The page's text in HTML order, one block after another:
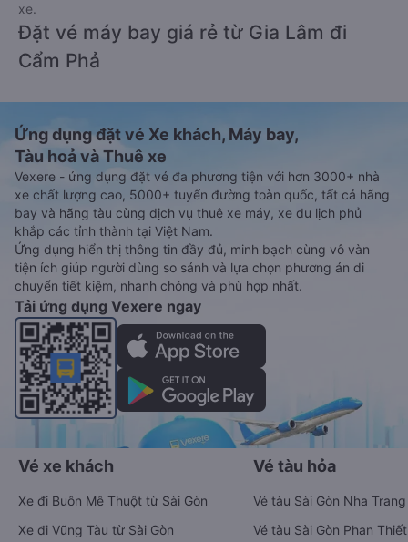
xe.
Đặt vé máy bay giá rẻ từ Gia Lâm đi
Cẩm Phả
Ứng dụng đặt vé Xe khách, Máy bay,
Tàu hoả và Thuê xe
Vexere - ứng dụng đặt vé đa phương tiện với hơn 3000+ nhà
xe chất lượng cao, 5000+ tuyến đường toàn quốc, tất cả hãng
bay và hãng tàu cùng dịch vụ thuê xe máy, xe du lịch phủ
khắp các tỉnh thành tại Việt Nam.
Ứng dụng hiển thị thông tin đầy đủ, minh bạch cùng vô vàn
tiện ích giúp người dùng so sánh và lựa chọn phương án di
chuyển tiết kiệm, nhanh chóng và phù hợp nhất.
Tải ứng dụng Vexere ngay
Vé xe khách
Xe đi Buôn Mê Thuột từ Sài Gòn
Xe đi Vũng Tàu từ Sài Gòn
Vé tàu hỏa
Vé tàu Sài Gòn Nha Trang
Vé tàu Sài Gòn Phan Thiết